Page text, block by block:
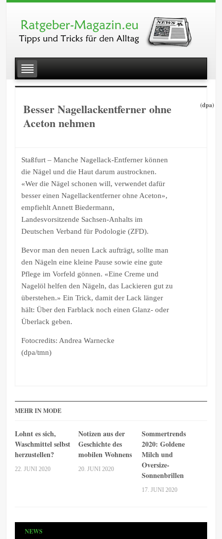
Besser Nagellackentferner ohne
Aceton nehmen
(dpa)
Staßfurt – Manche Nagellack-Entferner können
die Nägel und die Haut darum austrocknen.
«Wer die Nägel schonen will, verwendet dafür
besser einen Nagellackentferner ohne Aceton»,
empfiehlt Annett Biedermann,
Landesvorsitzende Sachsen-Anhalts im
Deutschen Verband für Podologie (ZFD).
Bevor man den neuen Lack aufträgt, sollte man
den Nägeln eine kleine Pause sowie eine gute
Pflege im Vorfeld gönnen. «Eine Creme und
Nagelöl helfen den Nägeln, das Lackieren gut zu
überstehen.» Ein Trick, damit der Lack länger
hält: Über den Farblack noch einen Glanz- oder
Überlack geben.
Fotocredits: Andrea Warnecke
(dpa/tmn)
MEHR IN MODE
Lohnt es sich,
Waschmittel selbst
herzustellen?
22. JUNI 2020
Notizen aus der
Geschichte des
mobilen Wohnens
20. JUNI 2020
Sommertrends
2020: Goldene
Milch und
Oversize-
Sonnenbrillen
17. JUNI 2020
NEWS